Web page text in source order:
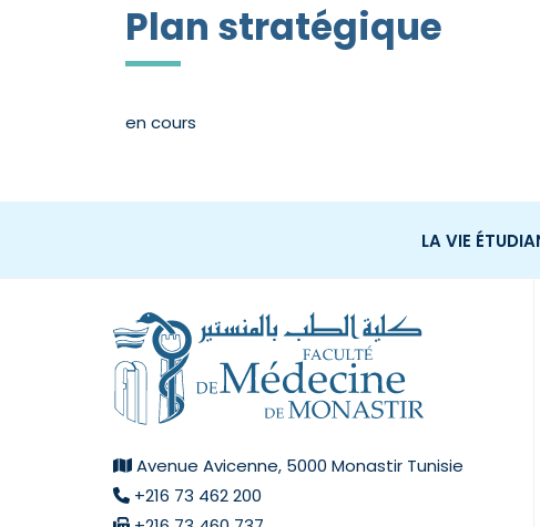
Plan stratégique
en cours
LA VIE
Avenue Avicenne, 5000 Monastir Tunisie
+216 73 462 200